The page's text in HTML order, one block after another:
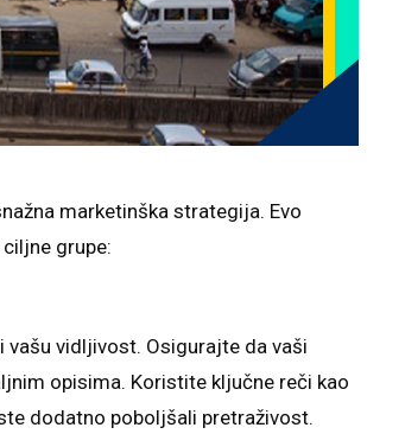
marketinška strategija. Evo
grupe:
vidljivost. Osigurajte da vaši
opisima. Koristite ključne reči kao
dodatno poboljšali pretraživost.